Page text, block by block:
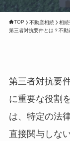
TOP 不動産相続
相続
第三者対抗要件とは？不
第三者対抗要
に重要な役割
は、特定の法
直接関与しな